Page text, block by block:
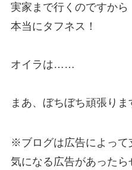
実家まで行くのですから
本当にタフネス！
オイラは……
まあ、ぼちぼち頑張りま
※ブログは広告によって
気になる広告があったら